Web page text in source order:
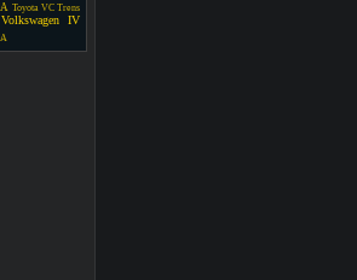
Toyota VC Trens
Volkswagen IV